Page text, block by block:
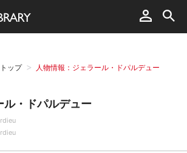
ップ 人物情報：ジェラール・ドパルデュー
ル・ドパルデュー